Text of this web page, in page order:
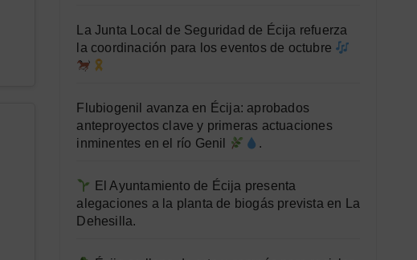
La Junta Local de Seguridad de Écija refuerza
la coordinación para los eventos de octubre
Flubiogenil avanza en Écija: aprobados
anteproyectos clave y primeras actuaciones
inminentes en el río Genil
.
El Ayuntamiento de Écija presenta
alegaciones a la planta de biogás prevista en La
Dehesilla.